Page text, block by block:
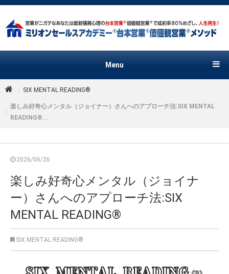
Menu
SIX MENTAL READING®︎
楽しみ好奇心メンタル（ジョイナー）さんへのアプローチ法:SIX MENTAL
READING®...
2026/06/26
楽しみ好奇心メンタル（ジョイナ
ー）さんへのアプローチ法:SIX
MENTAL READING®
SIX MENTAL READING®︎